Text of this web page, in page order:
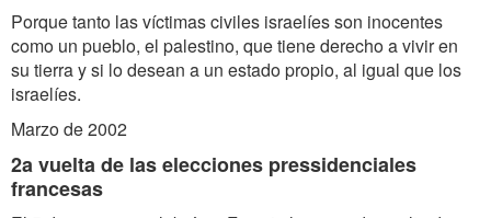
Porque tanto las víctimas civiles israelíes son inocentes
como un pueblo, el palestino, que tiene derecho a vivir en
su tierra y si lo desean a un estado propio, al igual que los
israelíes.
Marzo de 2002
2a vuelta de las elecciones pressidenciales
francesas